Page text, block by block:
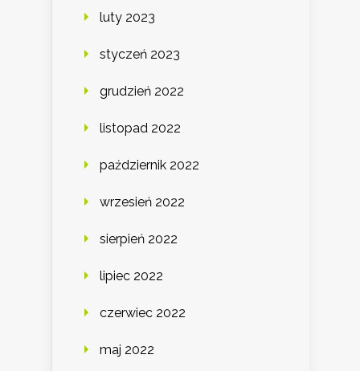
luty 2023
styczeń 2023
grudzień 2022
listopad 2022
październik 2022
wrzesień 2022
sierpień 2022
lipiec 2022
czerwiec 2022
maj 2022